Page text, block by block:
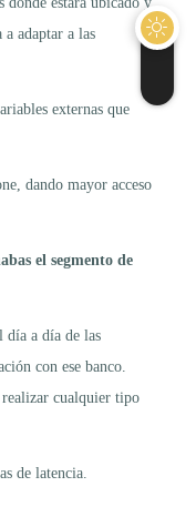
adaptar a las
externas que
dando mayor acceso
el segmento de
día a día de las
con ese banco.
realizar cualquier tipo
de latencia.